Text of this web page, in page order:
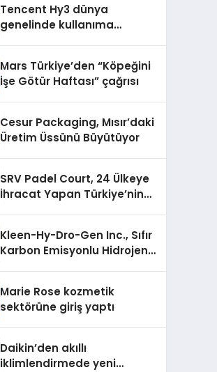
Tencent Hy3 dünya
genelinde kullanıma
Mars Türkiye’den “Köpeğini
İşe Götür Haftası” çağrısı
Cesur Packaging, Mısır’daki
Üretim Üssünü Büyütüyor
SRV Padel Court, 24 Ülkeye
İhracat Yapan Türkiye’nin
Kleen-Hy-Dro-Gen Inc., Sıfır
Karbon Emisyonlu Hidrojen
Aldı
Marie Rose kozmetik
sektörüne giriş yaptı
Daikin’den akıllı
iklimlendirmede yeni